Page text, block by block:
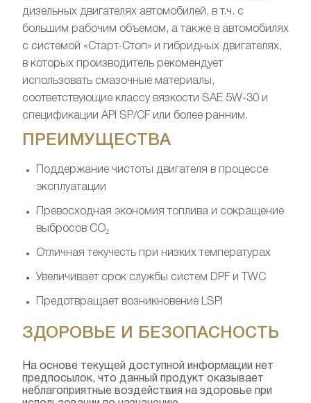
дизельных двигателях автомобилей, в т.ч. с
большим рабочим объемом, а также в автомобилях
с системой «Старт-Стоп» и гибридных двигателях,
в которых производитель рекомендует
использовать смазочные материалы,
соответствующие классу вязкости SAE 5W-30 и
спецификации API SP/CF или более ранним.
ПРЕИМУЩЕСТВА
Поддержание чистоты двигателя в процессе
эксплуатации
Превосходная экономия топлива и сокращение
выбросов СО₂
Отличная текучесть при низких температурах
Увеличивает срок службы систем DPF и TWC
Предотвращает возникновение LSPI
ЗДОРОВЬЕ И БЕЗОПАСНОСТЬ
На основе текущей доступной информации нет
предпосылок, что данный продукт оказывает
неблагоприятные воздействия на здоровье при